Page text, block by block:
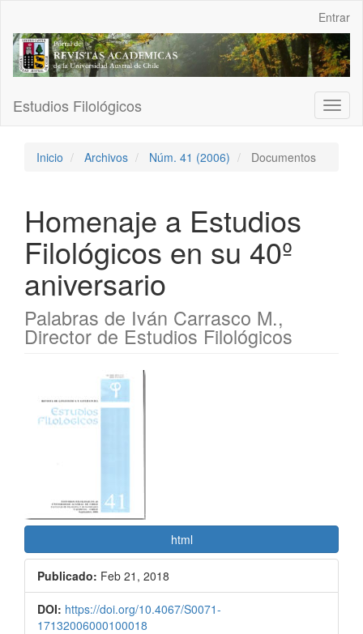
Contenido
principal
Barra
Entrar
Estudios Filológicos
Inicio Archivos Núm. 41 (2006) Documentos
Homenaje a Estudios
Filológicos en su 40º
aniversario
Palabras de Iván Carrasco M.,
Director de Estudios Filológicos
lateral
del
html
Publicado: Feb 21, 2018
DOI: https://doi.org/10.4067/S0071-
17132006000100018